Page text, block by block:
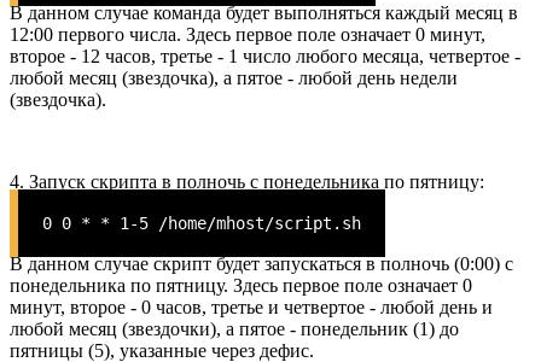
В данном случае команда будет выполняться каждый месяц в
12:00 первого числа. Здесь первое поле означает 0 минут,
второе - 12 часов, третье - 1 число любого месяца, четвертое -
любой месяц (звездочка), а пятое - любой день недели
(звездочка).
4. Запуск скрипта в полночь с понедельника по пятницу:
0 0 * * 1-5 /home/mhost/script.sh
В данном случае скрипт будет запускаться в полночь (0:00) с
понедельника по пятницу. Здесь первое поле означает 0
минут, второе - 0 часов, третье и четвертое - любой день и
любой месяц (звездочки), а пятое - понедельник (1) до
пятницы (5), указанные через дефис.